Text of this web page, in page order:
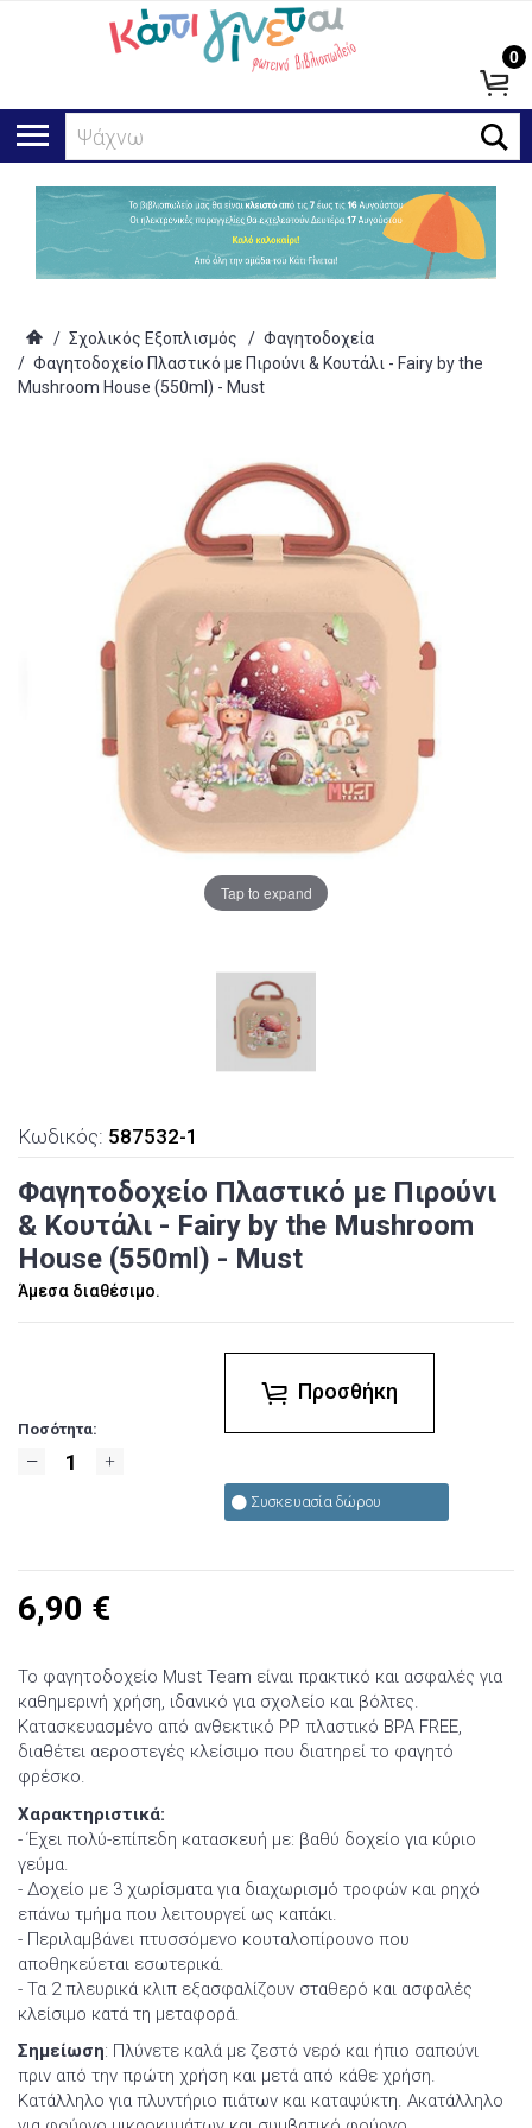
Ψάχνω για.
0
/ Σχολικός Εξοπλισμός / Φαγητοδοχεία
/ Φαγητοδοχείο Πλαστικό με Πιρούνι & Κουτάλι - Fairy by the
Mushroom House (550ml) - Must
Tap to expand
Κωδικός: 587532-1
Φαγητοδοχείο Πλαστικό με Πιρούνι
& Κουτάλι - Fairy by the Mushroom
House (550ml) - Must
Άμεσα διαθέσιμο.
Ποσότητα:
Προσθήκη
Συσκευασία δώρου
6,90 €
Το φαγητοδοχείο Must Team είναι πρακτικό και ασφαλές για
καθημερινή χρήση, ιδανικό για σχολείο και βόλτες.
Κατασκευασμένο από ανθεκτικό PP πλαστικό BPA FREE,
διαθέτει αεροστεγές κλείσιμο που διατηρεί το φαγητό
φρέσκο.
Χαρακτηριστικά:
- Έχει πολύ-επίπεδη κατασκευή με: βαθύ δοχείο για κύριο
γεύμα.
- Δοχείο με 3 χωρίσματα για διαχωρισμό τροφών και ρηχό
επάνω τμήμα που λειτουργεί ως καπάκι.
- Περιλαμβάνει πτυσσόμενο κουταλοπίρουνο που
αποθηκεύεται εσωτερικά.
- Τα 2 πλευρικά κλιπ εξασφαλίζουν σταθερό και ασφαλές
κλείσιμο κατά τη μεταφορά.
Σημείωση: Πλύνετε καλά με ζεστό νερό και ήπιο σαπούνι
πριν από την πρώτη χρήση και μετά από κάθε χρήση.
Κατάλληλο για πλυντήριο πιάτων και καταψύκτη. Ακατάλληλο